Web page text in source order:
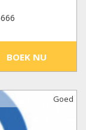
BOEK NU
Goed